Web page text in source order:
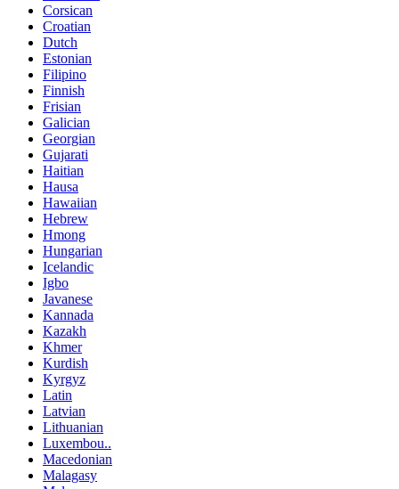
Corsican
Croatian
Dutch
Estonian
Filipino
Finnish
Frisian
Galician
Georgian
Gujarati
Haitian
Hausa
Hawaiian
Hebrew
Hmong
Hungarian
Icelandic
Igbo
Javanese
Kannada
Kazakh
Khmer
Kurdish
Kyrgyz
Latin
Latvian
Lithuanian
Luxembou..
Macedonian
Malagasy